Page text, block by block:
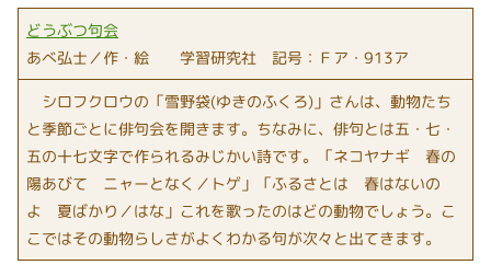
どうぶつ句会
あべ弘士／作・絵 学習研究社 記号：Ｆア・913ア
シロフクロウの「雪野袋(ゆきのふくろ)」さんは、動物たち
と季節ごとに俳句会を開きます。ちなみに、俳句とは五・七・
五の十七文字で作られるみじかい詩です。「ネコヤナギ 春の
陽あびて ニャーとなく／トゲ」「ふるさとは 春はないの
よ 夏ばかり／はな」これを歌ったのはどの動物でしょう。こ
こではその動物らしさがよくわかる句が次々と出てきます。